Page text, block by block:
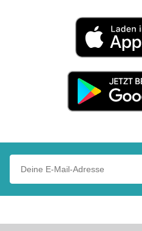
Laden
im
App
Jetzt
Google